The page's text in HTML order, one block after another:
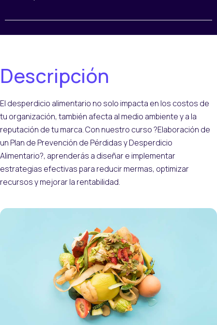
Descripción
El desperdicio alimentario no solo impacta en los costos de
tu organización, también afecta al medio ambiente y a la
reputación de tu marca. Con nuestro curso ?Elaboración de
un Plan de Prevención de Pérdidas y Desperdicio
Alimentario?, aprenderás a diseñar e implementar
estrategias efectivas para reducir mermas, optimizar
recursos y mejorar la rentabilidad.